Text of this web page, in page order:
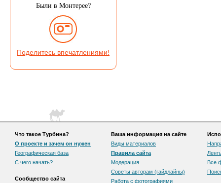
Были в Монтерее?
Поделитесь впечатлениями!
Что такое Турбина?
О проекте и зачем он нужен
Географическая база
С чего начать?
Сообщество сайта
Ваша информация на сайте
Виды материалов
Правила сайта
Модерация
Советы авторам (гайдлайны)
Работа с фотографиями
Все